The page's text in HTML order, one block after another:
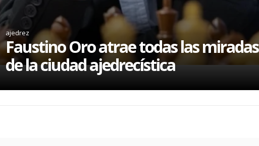
ajedrez
Faustino Oro atrae todas las miradas
de la ciudad ajedrecística